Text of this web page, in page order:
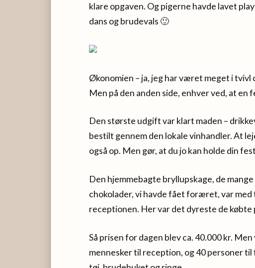
klare opgaven. Og pigerne havde lavet
dans og brudevals 🙂
Økonomien – ja, jeg har været meget i tvivl
Men på den anden side, enhver ved, at en
Den største udgift var klart maden –
bestilt gennem den lokale vinhandler. At
også op. Men gør, at du jo kan holde din
Den hjemmebagte bryllupskage, de mange
chokolader, vi havde fået foræret, var
receptionen. Her var det dyreste de
Så prisen for dagen blev ca. 40.000 kr.
mennesker til reception, og 40 personer